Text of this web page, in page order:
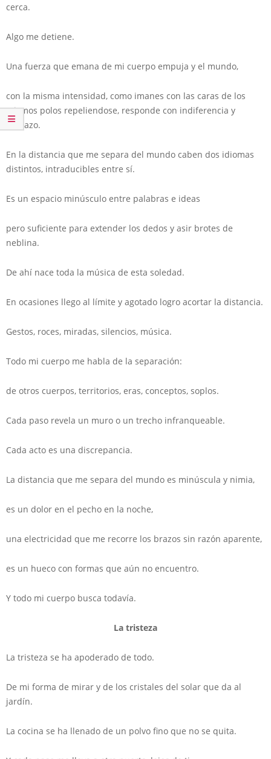
cerca.
Algo me detiene.
Una fuerza que emana de mi cuerpo empuja y el mundo,
con la misma intensidad, como imanes con las caras de los
mismos polos repeliendose, responde con indiferencia y
rechazo.
En la distancia que me separa del mundo caben dos idiomas
distintos, intraducibles entre sí.
Es un espacio minúsculo entre palabras e ideas
pero suficiente para extender los dedos y asir brotes de
neblina.
De ahí nace toda la música de esta soledad.
En ocasiones llego al límite y agotado logro acortar la distancia.
Gestos, roces, miradas, silencios, música.
Todo mi cuerpo me habla de la separación:
de otros cuerpos, territorios, eras, conceptos, soplos.
Cada paso revela un muro o un trecho infranqueable.
Cada acto es una discrepancia.
La distancia que me separa del mundo es minúscula y nimia,
es un dolor en el pecho en la noche,
una electricidad que me recorre los brazos sin razón aparente,
es un hueco con formas que aún no encuentro.
Y todo mi cuerpo busca todavía.
La tristeza
La tristeza se ha apoderado de todo.
De mi forma de mirar y de los cristales del solar que da al
jardín.
La cocina se ha llenado de un polvo fino que no se quita.